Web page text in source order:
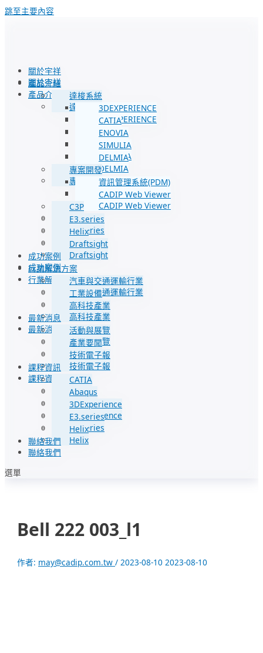
跳至主要內容
關於宇祥
產品介紹
達梭系統
3DEXPERIENCE
CATIA
ENOVIA
SIMULIA
DELMIA
專案開發
資訊管理系統(PDM)
CADIP Web Viewer
C3P
E3.series
Helix
Draftsight
成功案例
行業解決方案
汽車與交通運輸行業
工業設備
高科技產業
最新消息
活動與展覽
產業要聞
技術電子報
課程資訊
CATIA
Abaqus
3DExperience
E3.series
Helix
聯絡我們
選單
關於宇祥
產品介紹
達梭系統
3DEXPERIENCE
CATIA
ENOVIA
SIMULIA
DELMIA
專案開發
資訊管理系統(PDM)
CADIP Web Viewer
C3P
E3.series
Helix
Draftsight
成功案例
行業解決方案
汽車與交通運輸行業
工業設備
高科技產業
最新消息
活動與展覽
產業要聞
技術電子報
課程資訊
CATIA
Abaqus
3DExperience
E3.series
Helix
聯絡我們
Bell 222 003_l1
作者: may@cadip.com.tw /2023-08-10 2023-08-10